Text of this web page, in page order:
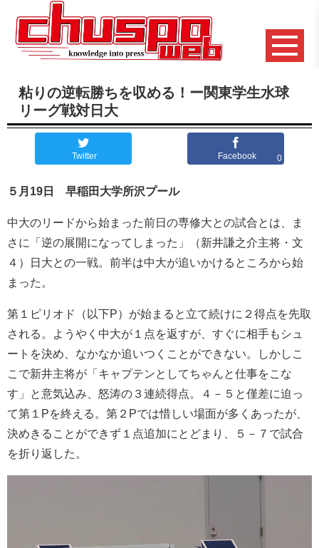
粘りの逆転勝ちを収める！ー関東学生水球
リーグ戦対日大
Twitter Facebook 0
５月19日 早稲田大学所沢プール
中大のリードから始まった前日の専修大との試合とは、ま
さに「逆の展開になってしまった」（新井謙之介主将・文
４）日大との一戦。前半は中大が追いかけるところから始
まった。
第１ピリオド（以下P）が始まると立て続けに２得点を先取
される。ようやく中大が１点を返すが、すぐに相手もシュ
ートを決め、なかなか追いつくことができない。しかしこ
こで新井主将が「キャプテンとしてちゃんと仕事をこな
す」と意気込み、怒涛の３連続得点。４－５と僅差に迫っ
て第１Pを終える。第２Pでは惜しい場面が多くあったが、
決めきることができず１点追加にとどまり、５－７で試合
を折り返した。